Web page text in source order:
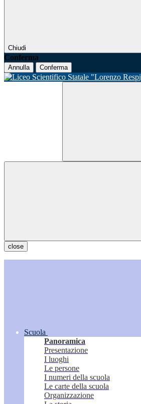
Chiudi
Conferma
Annulla Conferma
close
Scuola
Panoramica
Presentazione
I luoghi
Le persone
I numeri della scuola
Le carte della scuola
Organizzazione